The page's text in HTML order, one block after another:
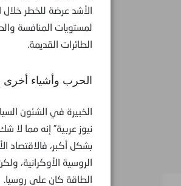
الأشد عرضة للخطر
لمستويات المنافسة
الطائرات القديمة.
الحرب وأشياء أخرى
الخبيرة في الشئون
نيوز عربية” إنه مما لا
بشكل أكبر، فالاقتصاد
الروسية الأوكرانية،
الطاقة كان على روسيا.